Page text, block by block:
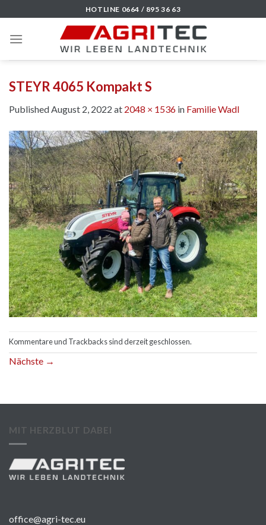
to
content
HOTLINE 0664 / 895 36 63
STEYR 4065 Kompakt S
PublishedAugust 2, 2022 at 2048 × 1536 in Familie Wadl
Kommentare und Trackbacks sind derzeit geschlossen.
Nächste →
MIT HERZBLUT DABEI
office@agri-tec.eu